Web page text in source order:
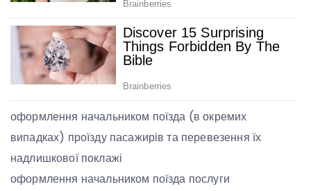
оформлення начальником поїзда (в окремих
випадках) проїзду пасажирів та перевезення їх
надлишкової поклажі
оформлення начальником поїзда послуги